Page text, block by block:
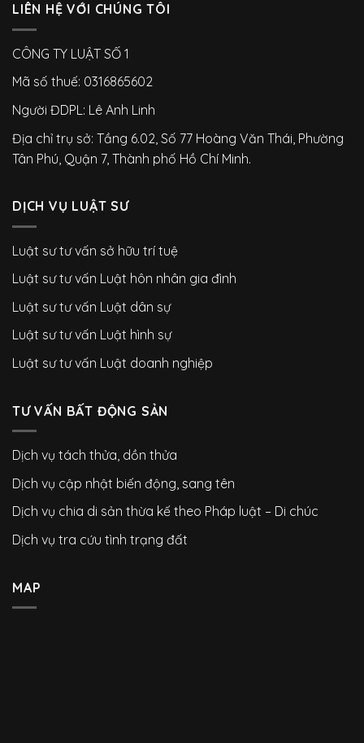
LIÊN HỆ VỚI CHÚNG TÔI
CÔNG TY LUẬT SỐ 1
Mã số thuế: 0316865602
Người ĐDPL: Lê Anh Linh
Địa chỉ trụ sở: Tầng 6.02, Số 77 Hoàng Văn Thái, Phường
Tân Phú, Quận 7, Thành phố Hồ Chí Minh.
DỊCH VỤ LUẬT SƯ
Luật sư tư vấn sở hữu trí tuệ
Luật sư tư vấn Luật hôn nhân gia đình
Luật sư tư vấn Luật dân sự
Luật sư tư vấn Luật hình sự
Luật sư tư vấn Luật doanh nghiệp
TƯ VẤN BẤT ĐỘNG SẢN
Dịch vụ tách thửa, dồn thửa
Dịch vụ cập nhật biến động, sang tên
Dịch vụ chia di sản thừa kế theo Pháp luật – Di chúc
Dịch vụ tra cứu tình trạng đất
MAP